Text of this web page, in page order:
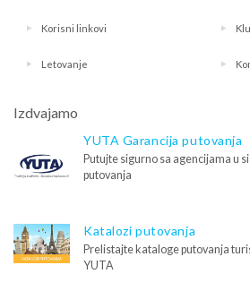
Korisni linkovi
Letovanje
Izdvajamo
YUTA Garancija putovanja
Putujte sigurno sa agencijama u
putovanja
Katalozi putovanja
Prelistajte kataloge putovanja
YUTA